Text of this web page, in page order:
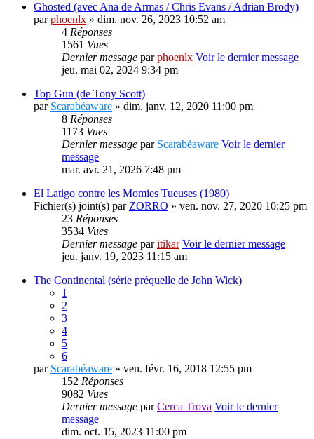
Ghosted (avec Ana de Armas / Chris Evans / Adrian Brody)
parphoenlx » dim. nov. 26, 2023 10:52 am
4 Réponses
1561 Vues
Dernier message parphoenlx Voir le dernier message
jeu. mai 02, 2024 9:34 pm
Top Gun (de Tony Scott)
par Scarabéaware » dim. janv. 12, 2020 11:00 pm
8 Réponses
1173 Vues
Dernier message par Scarabéaware Voir le dernier
message
mar. avr. 21, 2026 7:48 pm
El Latigo contre les Momies Tueuses (1980)
Fichier(s) joint(s) parZORRO » ven. nov. 27, 2020 10:25 pm
23 Réponses
3534 Vues
Dernier message paritikar Voir le dernier message
jeu. janv. 19, 2023 11:15 am
The Continental (série préquelle de John Wick)
1
2
3
4
5
6
par Scarabéaware » ven. févr. 16, 2018 12:55 pm
152 Réponses
9082 Vues
Dernier message parCerca Trova Voir le dernier
message
dim. oct. 15, 2023 11:00 pm